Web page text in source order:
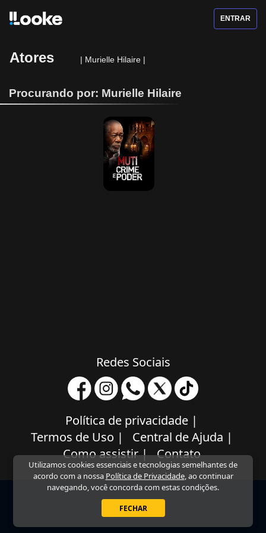
Utilizamos cookies essenciais e tecnologias semelhantes de
acordo com a nossa Política de Privacidade, ao continuar
navegando, você concorda com estas condições.
FECHAR
ENTRAR
Atores | Murielle Hilaire |
Procurando por: Murielle Hilaire
MUTI - Crime e
Poder
Redes Sociais
Política de privacidade |
Termos de Uso | Central de Ajuda |
Como assistir| Contato